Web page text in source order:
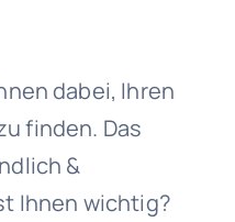
dabei, Ihren
finden. Das
&
Ihnen wichtig?